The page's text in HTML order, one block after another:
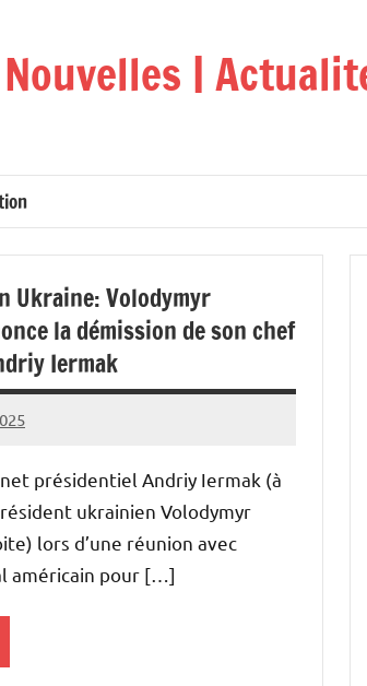
|
Ukraine: Volodymyr
la démission de son chef
Iermak
présidentiel Andriy Iermak (à
ukrainien Volodymyr
lors d’une réunion avec
américain pour […]